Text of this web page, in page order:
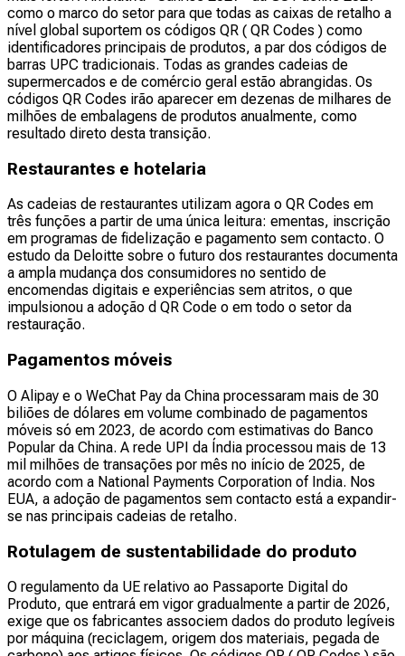
como o marco do setor para que todas as caixas de retalho a
nível global suportem os códigos QR ( QR Codes ) como
identificadores principais de produtos, a par dos códigos de
barras UPC tradicionais. Todas as grandes cadeias de
supermercados e de comércio geral estão abrangidas. Os
códigos QR Codes irão aparecer em dezenas de milhares de
milhões de embalagens de produtos anualmente, como
resultado direto desta transição.
Restaurantes e hotelaria
As cadeias de restaurantes utilizam agora o QR Codes em
três funções a partir de uma única leitura: ementas, inscrição
em programas de fidelização e pagamento sem contacto. O
estudo da Deloitte sobre o futuro dos restaurantes documenta
a ampla mudança dos consumidores no sentido de
encomendas digitais e experiências sem atritos, o que
impulsionou a adoção d QR Code o em todo o setor da
restauração.
Pagamentos móveis
O Alipay e o WeChat Pay da China processaram mais de 30
biliões de dólares em volume combinado de pagamentos
móveis só em 2023, de acordo com estimativas do Banco
Popular da China. A rede UPI da Índia processou mais de 13
mil milhões de transações por mês no início de 2025, de
acordo com a National Payments Corporation of India. Nos
EUA, a adoção de pagamentos sem contacto está a expandir-
se nas principais cadeias de retalho.
Rotulagem de sustentabilidade do produto
O regulamento da UE relativo ao Passaporte Digital do
Produto, que entrará em vigor gradualmente a partir de 2026,
exige que os fabricantes associem dados do produto legíveis
por máquina (reciclagem, origem dos materiais, pegada de